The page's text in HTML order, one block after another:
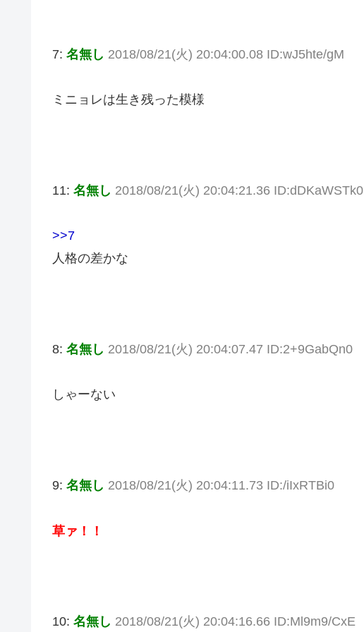
7: 名無し 2018/08/21(火) 20:04:00.08 ID:wJ5hte/gM
ミニョレは生き残った模様
11: 名無し 2018/08/21(火) 20:04:21.36 ID:dDKaWSTk0
>>7
人格の差かな
8: 名無し 2018/08/21(火) 20:04:07.47 ID:2+9GabQn0
しゃーない
9: 名無し 2018/08/21(火) 20:04:11.73 ID:/iIxRTBi0
草ァ！！
10: 名無し 2018/08/21(火) 20:04:16.66 ID:Ml9m9/CxE